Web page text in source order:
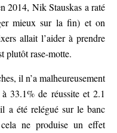
2014, Nik Stauskas a raté
mieux sur la fin) et on
allait l’aider à prendre
plutôt rase-motte.
il n’a malheureusement
33.1% de réussite et 2.1
a été relégué sur le banc
ne produise un effet